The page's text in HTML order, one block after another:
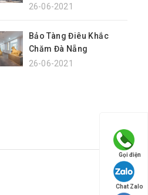
26-06-2021
Bảo Tàng Điêu Khắc
Chăm Đà Nẵng
26-06-2021
Gọi điện
Chat Zalo